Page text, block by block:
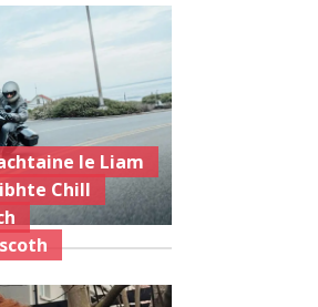
le Liam
Chill